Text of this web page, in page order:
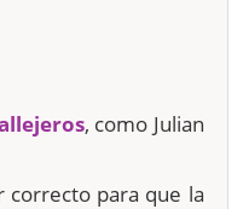
, como Julian
correcto para que la